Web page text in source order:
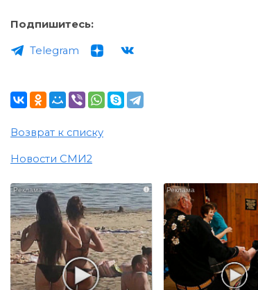
Подпишитесь:
Telegram
Возврат к списку
Новости СМИ2
i